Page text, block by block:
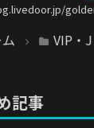
VIP・
記事